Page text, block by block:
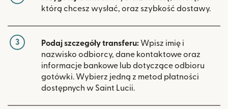
którą chcesz wysłać, oraz szybkość dostawy.
3 Podaj szczegóły transferu: Wpisz imię i
nazwisko odbiorcy, dane kontaktowe oraz
informacje bankowe lub dotyczące odbioru
gotówki. Wybierz jedną z metod płatności
dostępnych w Saint Lucii.